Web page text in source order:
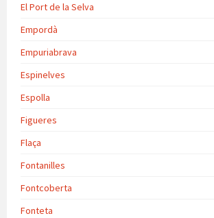
El Port de la Selva
Empordà
Empuriabrava
Espinelves
Espolla
Figueres
Flaça
Fontanilles
Fontcoberta
Fonteta